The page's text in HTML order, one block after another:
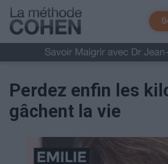
Perdez enfin les
gâchent la vie